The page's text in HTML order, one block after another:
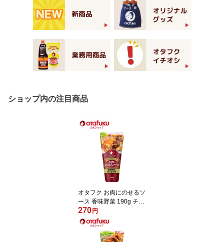
ショップ内の注目商品
オタフク お肉にのせるソ
ース 香味野菜 190g チュ
ーブ オタフクソース 粒
たまねぎ 秒でディナー
お手軽 簡単ディナー 秒
でごちそう お肉 厚揚げ
270円